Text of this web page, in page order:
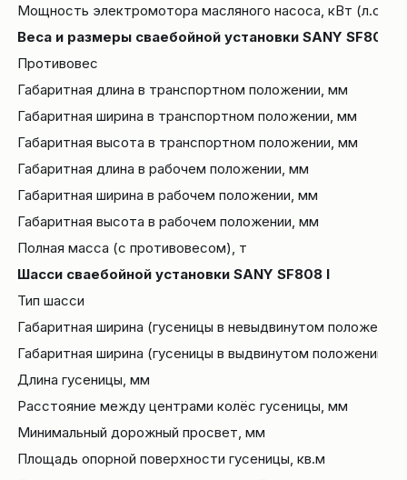
Мощность электромотора масляного насоса, кВт (л.с.)
Веса и размеры сваебойной установки SANY SF808 I
Противовес
Габаритная длина в транспортном положении, мм
Габаритная ширина в транспортном положении, мм
Габаритная высота в транспортном положении, мм
Габаритная длина в рабочем положении, мм
Габаритная ширина в рабочем положении, мм
Габаритная высота в рабочем положении, мм
Полная масса (с противовесом), т
Шасси сваебойной установки SANY SF808 I
Тип шасси
Габаритная ширина (гусеницы в невыдвинутом
Габаритная ширина (гусеницы в выдвинутом положении),
Длина гусеницы, мм
Расстояние между центрами колёс гусеницы, мм
Минимальный дорожный просвет, мм
Площадь опорной поверхности гусеницы, кв.м